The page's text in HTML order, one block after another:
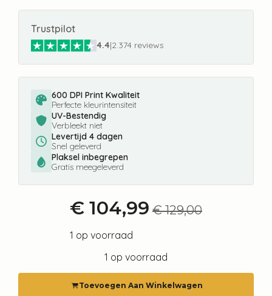
Trustpilot
4.4|2.374 reviews
600 DPI Print Kwaliteit
Perfecte kleurintensiteit
UV-Bestendig
Verbleekt niet
Levertijd 4 dagen
Snel geleverd
Plaksel inbegrepen
Gratis meegeleverd
€129,00
Oorspronkelijke
prijs
was:
€ 129,00.
€ 104,99
Huidige
prijs
€ 104,99.
1 op voorraad
1 op voorraad
Toevoegen Aan Winkelwagen